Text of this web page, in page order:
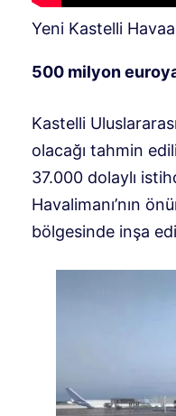
Yeni Kastelli
500 milyon
Kastelli
olacağı tahmin
37.000 dolaylı
Havalimanı’nın
bölgesinde inşa